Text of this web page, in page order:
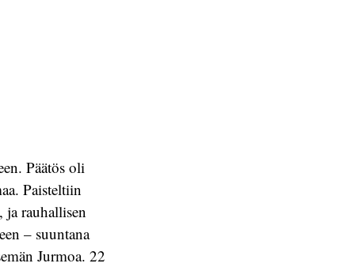
Päätös oli
Paisteltiin
ja rauhallisen
– suuntana
Jurmoa. 22